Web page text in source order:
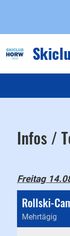
Infos /
Freitag
Rollski-
Mehrtägig